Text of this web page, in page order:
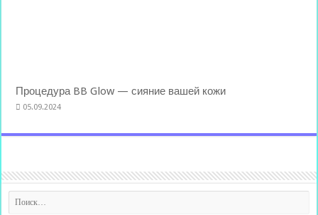
Процедура BB Glow — сияние вашей кожи
05.09.2024